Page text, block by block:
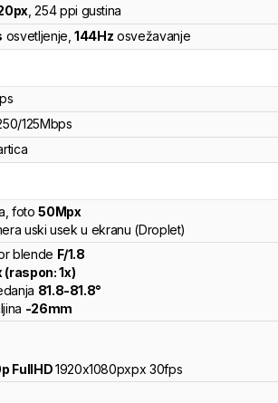
px ,254ppi gustina
osvetljenje 144Hz osvežavanje
/125Mbps
foto50Mpx
uski usek u ekranu (Droplet)
blende F/1.8
(raspon:1x)
81.8-81.8°
-26mm
FullHD1920x1080pxpx30fps